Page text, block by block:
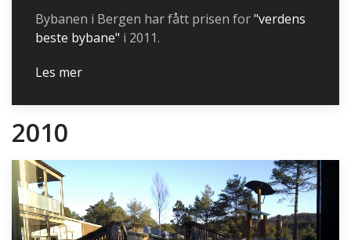
Bybanen i Bergen har fått prisen for"verdens
beste bybane" i 2011.
Les mer
2010